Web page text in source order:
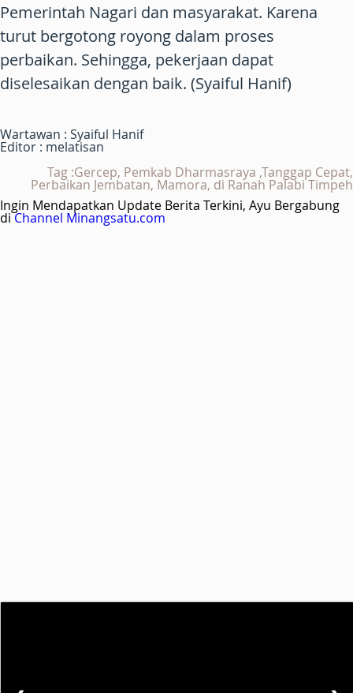
Pemerintah Nagari dan masyarakat. Karena
turut bergotong royong dalam proses
perbaikan. Sehingga, pekerjaan dapat
diselesaikan dengan baik. (Syaiful Hanif)
Wartawan : Syaiful Hanif
Editor : melatisan
Tag :Gercep, Pemkab Dharmasraya ,Tanggap Cepat,
Perbaikan Jembatan, Mamora, di Ranah Palabi Timpeh
Ingin Mendapatkan Update Berita Terkini, Ayu Bergabung
diChannel Minangsatu.com